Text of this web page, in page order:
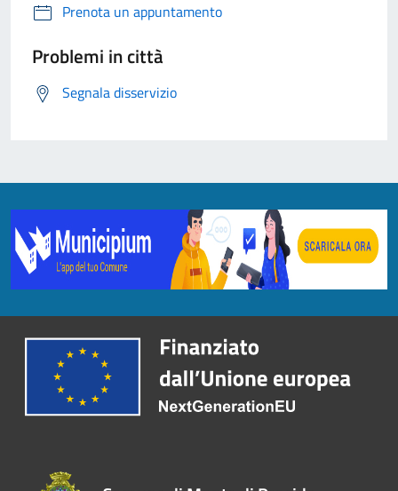
Prenota un appuntamento
Problemi in città
Segnala disservizio